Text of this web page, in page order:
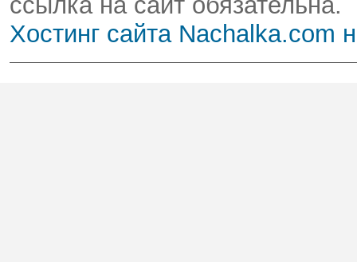
Хостинг сайта Nachalka.com